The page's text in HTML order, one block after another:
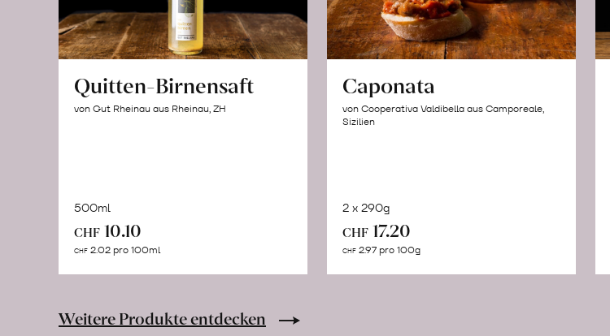
Quitten-Birnensaft
von Gut Rheinau aus Rheinau, ZH
500ml
CHF 10.10
CHF 2.02 pro 100ml
Caponata
von Cooperativa Valdibella aus Camporeale,
Sizilien
2 x 290g
CHF 17.20
CHF 2.97 pro 100g
Weitere Produkte entdecken